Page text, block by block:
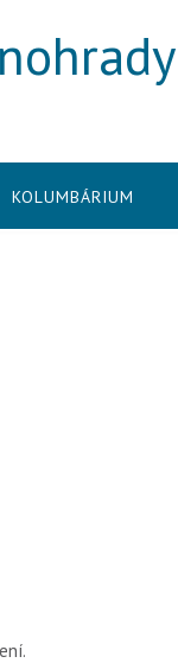
KOLUMBÁRIUM